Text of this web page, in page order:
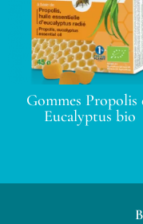
Gommes Propolis
Eucalyptus bio